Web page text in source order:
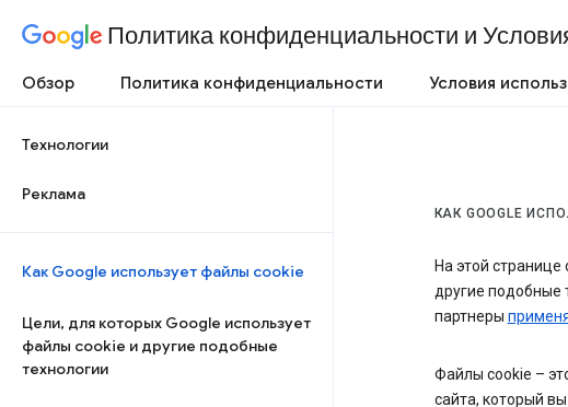
Политика конфиденциальности и
Обзор Политика конфиденциальности Условия
Технологии
Реклама
Как Google использует файлы cookie
Цели, для которых Google использует
файлы cookie и другие подобные
технологии
КАК GOOGLE
На этой
другие подобные
партнеры
Файлы cookie –
сайта, который